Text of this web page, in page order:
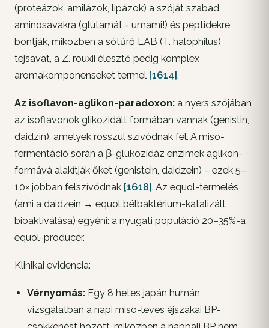
(proteázok, amilázok, lipázok) a szóját szabad
aminosavakra (glutamát = umami!) és peptidekre
bontják, miközben a sótűrő LAB (T. halophilus)
tejsavat, a Z. rouxii élesztő pedig komplex
aromakomponenseket termel [1614].
Az isoflavon-aglikon-paradoxon: a nyers szójában
az isoflavonok glikozidált formában vannak (genistin,
daidzin), amelyek rosszul szívódnak fel. A miso-
fermentáció során a β-glükozidáz enzimek aglikon-
formává alakítják őket (genistein, daidzein) – ezek 5–
10× jobban felszívódnak [1618]. Az equol-termelés
(ami a daidzein → equol bélbaktérium-katalizált
bioaktiválása) egyéni: a nyugati populáció 20–35%-a
equol-producer.
Klinikai evidencia:
Vérnyomás:Egy 8 hetes japán humán
vizsgálatban a napi miso-leves éjszakai BP-